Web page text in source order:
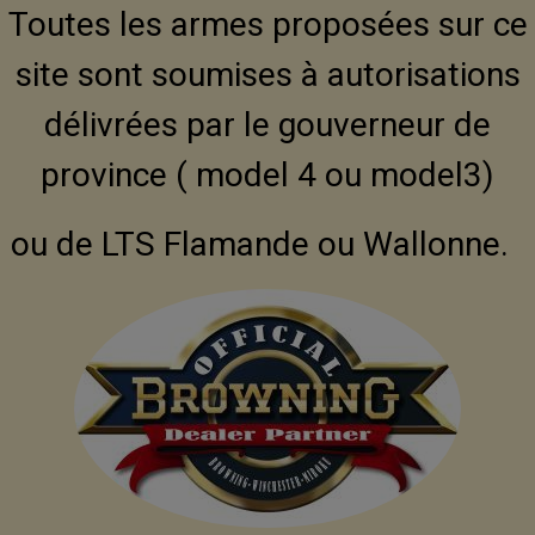
Toutes les armes proposées sur ce
site sont soumises à autorisations
délivrées par le gouverneur de
province ( model 4 ou model3)
ou de LTS Flamande ou Wallonne.